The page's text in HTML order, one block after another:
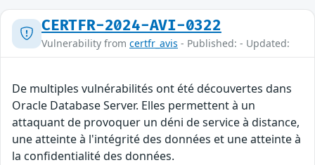
CERTFR-2024-AVI-0322
Vulnerability from certfr_avis - Published: - Updated:
De multiples vulnérabilités ont été découvertes dans
Oracle Database Server. Elles permettent à un
attaquant de provoquer un déni de service à distance,
une atteinte à l'intégrité des données et une atteinte à
la confidentialité des données.